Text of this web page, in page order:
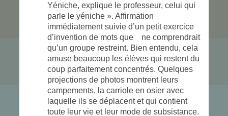
Yéniche, explique le professeur, celui qui
parle le yéniche ». Affirmation
immédiatement suivie d’un petit exercice
d’invention de mots que ne comprendrait
qu’un groupe restreint. Bien entendu, cela
amuse beaucoup les élèves qui restent du
coup parfaitement concentrés. Quelques
projections de photos montrent leurs
campements, la carriole en osier avec
laquelle ils se déplacent et qui contient
toute leur vie et leur mode de subsistance.